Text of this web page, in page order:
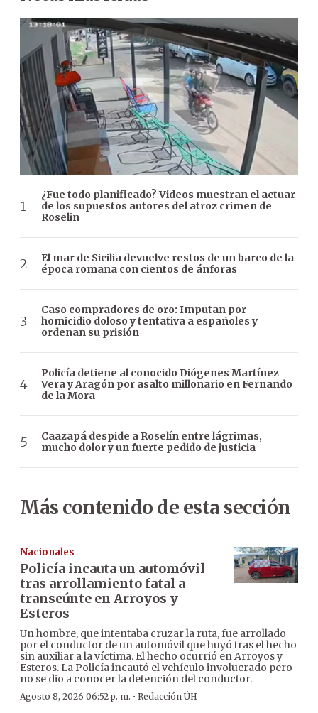
¿Fue todo planificado? Videos muestran el actuar
de los supuestos autores del atroz crimen de
Roselin
El mar de Sicilia devuelve restos de un barco de la
época romana con cientos de ánforas
Caso compradores de oro: Imputan por
homicidio doloso y tentativa a españoles y
ordenan su prisión
Policía detiene al conocido Diógenes Martínez
Vera y Aragón por asalto millonario en Fernando
de la Mora
Caazapá despide a Roselín entre lágrimas,
mucho dolor y un fuerte pedido de justicia
Más contenido de esta sección
Nacionales
Policía incauta un automóvil
tras arrollamiento fatal a
transeúnte en Arroyos y
Esteros
Un hombre, que intentaba cruzar la ruta, fue arrollado
por el conductor de un automóvil que huyó tras el hecho
sin auxiliar a la víctima. El hecho ocurrió en Arroyos y
Esteros. La Policía incautó el vehículo involucrado pero
no se dio a conocer la detención del conductor.
Agosto 8, 2026 06:52 p. m. · Redacción ÚH